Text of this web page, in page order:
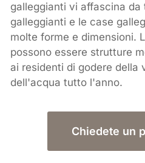
galleggianti vi affascina da
galleggianti e le case
molte forme e dimensioni.
possono essere strutture
ai residenti di godere della
dell'acqua tutto l'anno.
Chiedete un